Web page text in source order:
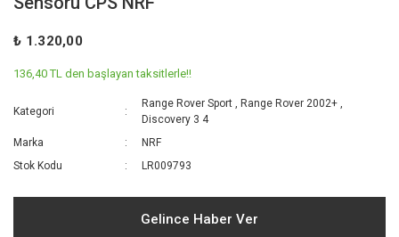
₺ 1.320,00
136,40 TL den başlayan taksitlerle!!
Kategori
Range Rover Sport ,Range Rover 2002+
Discovery 3 4
Marka
NRF
Stok Kodu
LR009793
Gelince Haber Ver